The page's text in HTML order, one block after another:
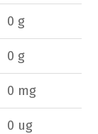
0 g
0 g
0 mg
0 ug